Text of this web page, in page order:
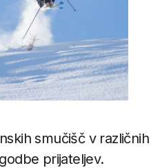
smučišč v
prijateljev.